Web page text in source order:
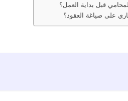
قبل بداية العمل؟
على صياغة العقود؟